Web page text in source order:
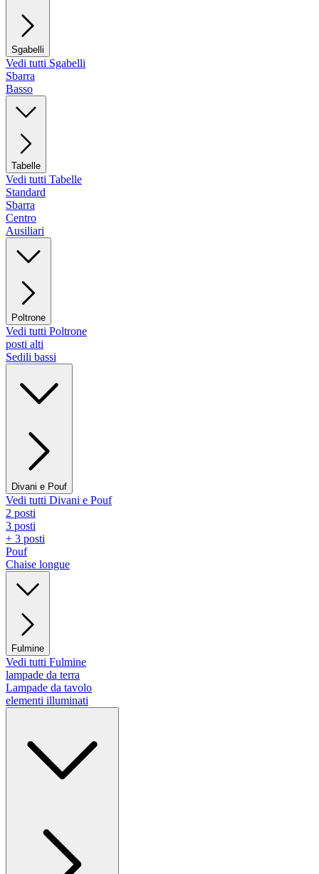
Sgabelli
Vedi tutti Sgabelli
Sbarra
Basso
Tabelle
Vedi tutti Tabelle
Standard
Sbarra
Centro
Ausiliari
Poltrone
Vedi tutti Poltrone
posti alti
Sedili bassi
Divani e Pouf
Vedi tutti Divani e Pouf
2 posti
3 posti
+ 3 posti
Pouf
Chaise longue
Fulmine
Vedi tutti Fulmine
lampade da terra
Lampade da tavolo
elementi illuminati